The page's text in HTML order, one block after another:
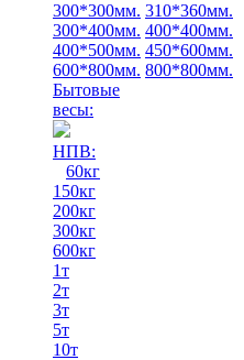
300*300мм. 310*360мм.
300*400мм. 400*400мм.
400*500мм. 450*600мм.
600*800мм. 800*800мм.
Бытовые
весы:
НПВ:
60кг
150кг
200кг
300кг
600кг
1т
2т
3т
5т
10т